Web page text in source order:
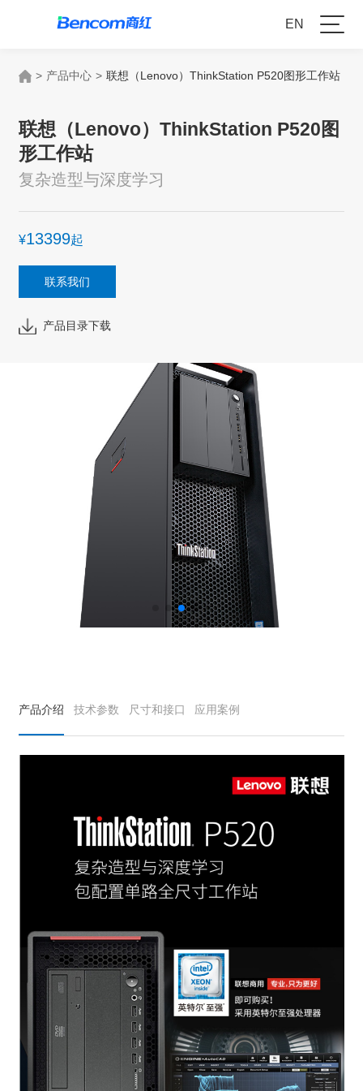
EN
> 产品中心 > 联想（Lenovo）ThinkStation P520图形工作站
联想（Lenovo）ThinkStation P520图
形工作站
复杂造型与深度学习
¥13399起
联系我们
产品目录下载
产品介绍 技术参数 尺寸和接口 应用案例